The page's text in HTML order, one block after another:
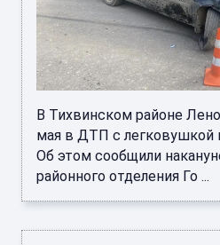
В Тихвинском районе
мая в ДТП с легковушкой
Об этом сообщили
районного отделения Го ...